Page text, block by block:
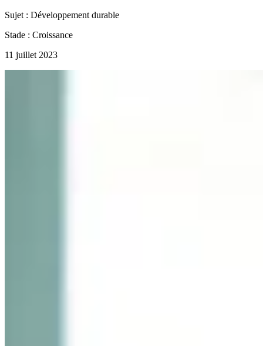
Sujet : Développement durable
Stade : Croissance
11 juillet 2023